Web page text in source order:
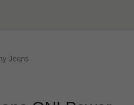
Jeans